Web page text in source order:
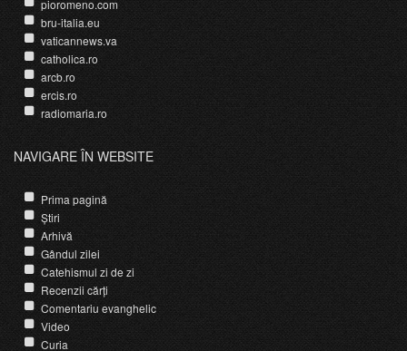
pioromeno.com
bru-italia.eu
vaticannews.va
catholica.ro
arcb.ro
ercis.ro
radiomaria.ro
NAVIGARE ÎN WEBSITE
Prima pagină
Știri
Arhivă
Gândul zilei
Catehismul zi de zi
Recenzii cărți
Comentariu evanghelic
Video
Curia